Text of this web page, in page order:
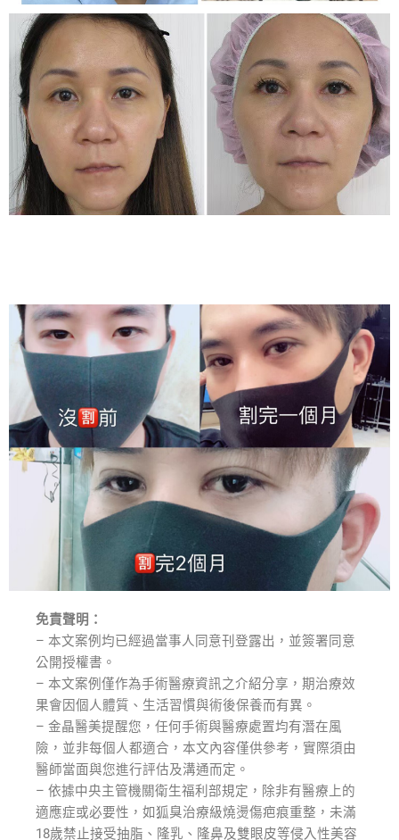
免責聲明：
– 本文案例均已經過當事人同意刊登露出，並簽署同意
公開授權書。
– 本文案例僅作為手術醫療資訊之介紹分享，期治療效
果會因個人體質、生活習慣與術後保養而有異。
– 金晶醫美提醒您，任何手術與醫療處置均有潛在風
險，並非每個人都適合，本文內容僅供參考，實際須由
醫師當面與您進行評估及溝通而定。
– 依據中央主管機關衛生福利部規定，除非有醫療上的
適應症或必要性，如狐臭治療級燒燙傷疤痕重整，未滿
18歲禁止接受抽脂、隆乳、隆鼻及雙眼皮等侵入性美容